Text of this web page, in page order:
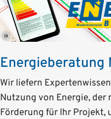
©
Energieberatung
Wir liefern
Nutzung von Energie, der
Förderung für Ihr Projekt,